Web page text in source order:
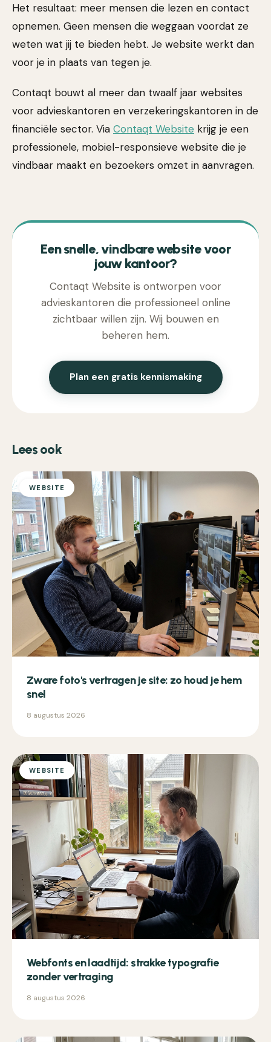
Het resultaat: meer mensen die lezen en contact
opnemen. Geen mensen die weggaan voordat ze
weten wat jij te bieden hebt. Je website werkt dan
voor je in plaats van tegen je.
Contaqt bouwt al meer dan twaalf jaar websites
voor advieskantoren en verzekeringskantoren in de
financiële sector. Via Contaqt Website krijg je een
professionele, mobiel-responsieve website die je
vindbaar maakt en bezoekers omzet in aanvragen.
Een snelle, vindbare website voor
jouw kantoor?
Contaqt Website is ontworpen voor
advieskantoren die professioneel online
zichtbaar willen zijn. Wij bouwen en
beheren hem.
Plan een gratis kennismaking
Lees ook
WEBSITE
Zware foto's vertragen je site: zo houd je hem
snel
8 augustus 2026
WEBSITE
Webfonts en laadtijd: strakke typografie
zonder vertraging
8 augustus 2026